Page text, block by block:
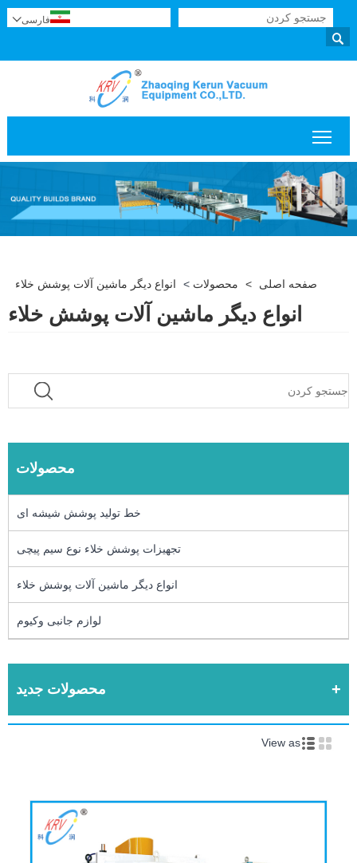

فارسی
صفحه اصلی > محصولات > انواع دیگر ماشین آلات پوشش خلاء
انواع دیگر ماشین آلات پوشش خلاء
محصولات
خط تولید پوشش شیشه ای
تجهیزات پوشش خلاء نوع سیم پیچی
انواع دیگر ماشین آلات پوشش خلاء
لوازم جانبی وکیوم
محصولات جدید
View as